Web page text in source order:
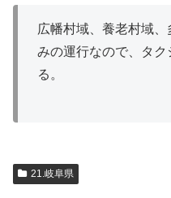
広幡村域、養老村域
みの運行なので、タ
る。
21.岐阜県